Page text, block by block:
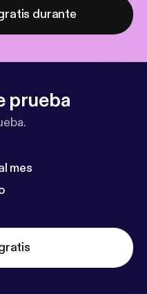
durante
prueba
mes